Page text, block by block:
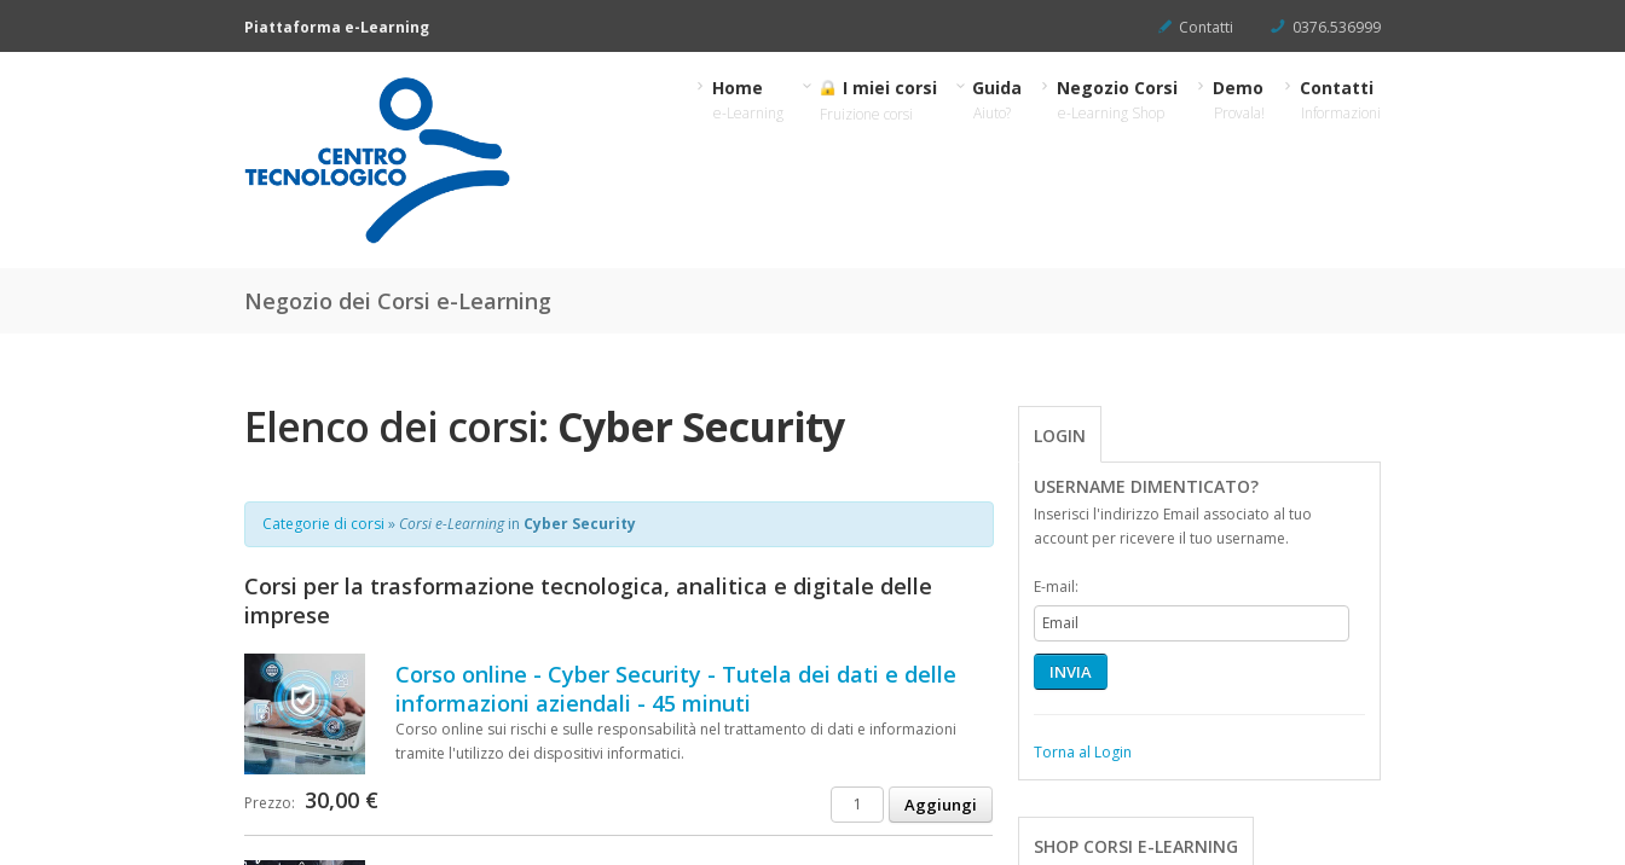
Piattaforma e-Learning Contatti 0376.536999
Home
e-Learning
I miei corsi
Fruizione corsi
Guida
Aiuto?
Negozio Corsi
e-Learning Shop
Demo
Provala!
Contatti
Informazioni
Negozio dei Corsi e-Learning
Elenco dei corsi: Cyber Security
Categorie di corsi » Corsi e-Learningin Cyber Security
Corsi per la trasformazione tecnologica, analitica e digitale delle
imprese
Corso online - Cyber Security - Tutela dei dati e delle
informazioni aziendali - 45 minuti
Corso online sui rischi e sulle responsabilità nel trattamento di dati e informazioni
tramite l'utilizzo dei dispositivi informatici.
Prezzo: 30,00 €
LOGIN
USERNAME DIMENTICATO?
Inserisci l'indirizzo Email associato al tuo
account per ricevere il tuo username.
E-mail:
INVIA
Torna al Login
SHOP CORSI E-LEARNING